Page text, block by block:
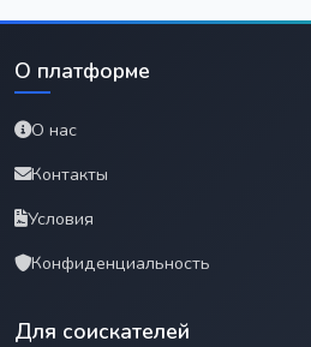
О платформе
О нас
Контакты
Условия
Конфиденциальность
Для соискателей